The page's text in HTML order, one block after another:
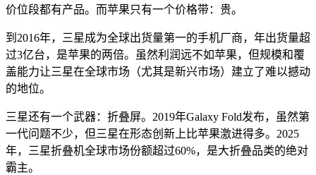
价位段都有产品。而苹果只有一个价格带：贵。
到2016年，三星成为全球出货量第一的手机厂商，年出货量超
过3亿台，是苹果的两倍。虽然利润远不如苹果，但规模和覆
盖能力让三星在全球市场（尤其是新兴市场）建立了难以撼动
的地位。
三星还有一个武器：折叠屏。2019年Galaxy Fold发布，虽然第
一代问题不少，但三星在形态创新上比苹果激进得多。2025
年，三星折叠机全球市场份额超过60%，是大折叠品类的绝对
霸主。